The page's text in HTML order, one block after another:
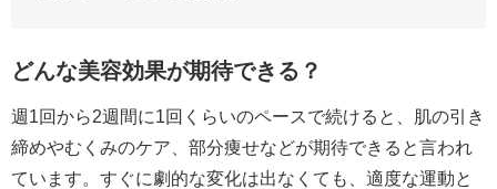
どんな美容効果が期待できる？
週1回から2週間に1回くらいのペースで続けると、肌の引き
締めやむくみのケア、部分痩せなどが期待できると言われ
ています。すぐに劇的な変化は出なくても、適度な運動と